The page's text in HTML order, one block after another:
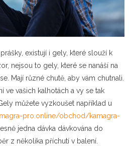
existují i gely, které slouží k
nejsou to gely, které se nanáší na
Mají různé chutě, aby vám chutnali.
vašich kalhotách a vy se tak
můžete vyzkoušet například u
pro.online/obchod/kamagra-
jedna dávka dávkována do
z několika příchutí v balení.